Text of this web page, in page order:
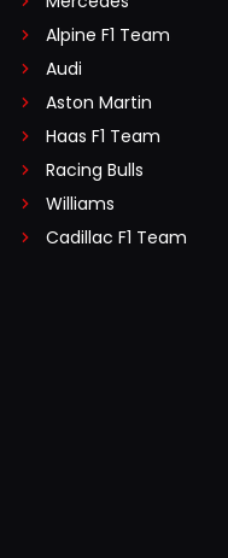
Alpine F1 Team
Audi
Aston Martin
Haas F1 Team
Racing Bulls
Williams
Cadillac F1 Team